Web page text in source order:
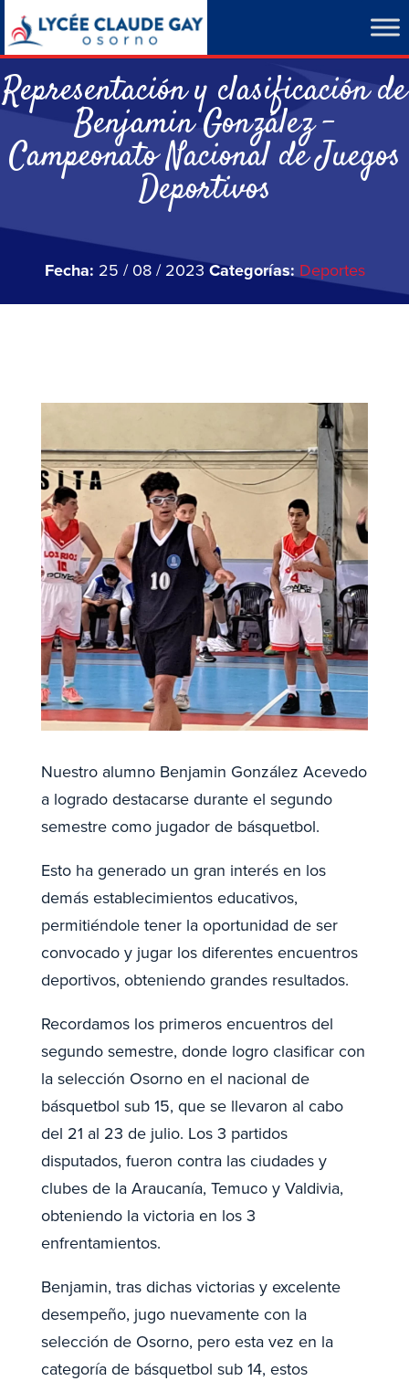
Representación y clasificación de
Benjamin González –
Campeonato Nacional de Juegos
Deportivos
Fecha: 25 / 08 / 2023Categorías: Deportes
Nuestro alumno Benjamin González Acevedo
a logrado destacarse durante el segundo
semestre como jugador de básquetbol.
Esto ha generado un gran interés en los
demás establecimientos educativos,
permitiéndole tener la oportunidad de ser
convocado y jugar los diferentes encuentros
deportivos, obteniendo grandes resultados.
Recordamos los primeros encuentros del
segundo semestre, donde logro clasificar con
la selección Osorno en el nacional de
básquetbol sub 15, que se llevaron al cabo
del 21 al 23 de julio. Los 3 partidos
disputados, fueron contra las ciudades y
clubes de la Araucanía, Temuco y Valdivia,
obteniendo la victoria en los 3
enfrentamientos.
Benjamin, tras dichas victorias y excelente
desempeño, jugo nuevamente con la
selección de Osorno, pero esta vez en la
categoría de básquetbol sub 14, estos